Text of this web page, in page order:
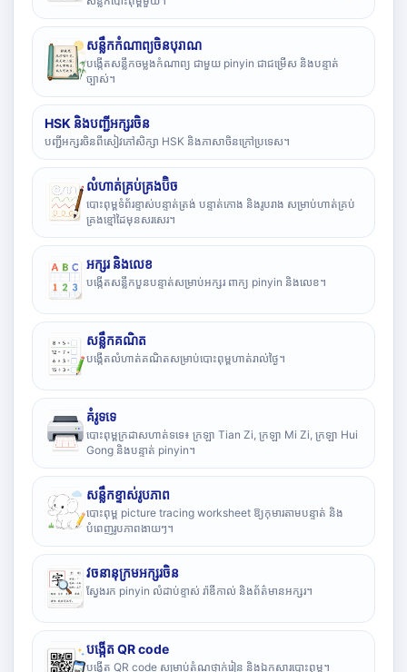
សន្លឹកកំណាព្យចិនបុរាណ
បង្កើតសន្លឹកចម្លងកំណាព្យ ជាមួយ pinyin ជាជម្រើស និងបន្ទាត់
ច្បាស់។
HSK និងបញ្ជីអក្សរចិន
បញ្ជីអក្សរចិនពីសៀវភៅសិក្សា HSK និងភាសាចិនក្រៅប្រទេស។
លំហាត់គ្រប់គ្រងប៊ិច
បោះពុម្ពទំព័រខ្ទាស់បន្ទាត់ត្រង់ បន្ទាត់កោង និងរូបរាង សម្រាប់ហាត់គ្រប់
គ្រងខ្មៅដៃមុនសរសេរ។
អក្សរ និងលេខ
បង្កើតសន្លឹកបួនបន្ទាត់សម្រាប់អក្សរ ពាក្យ pinyin និងលេខ។
សន្លឹកគណិត
បង្កើតលំហាត់គណិតសម្រាប់បោះពុម្ពហាត់រាល់ថ្ងៃ។
គំរូទទេ
បោះពុម្ពក្រដាសហាត់ទទេ៖ ក្រឡា Tian Zi, ក្រឡា Mi Zi, ក្រឡា Hui
Gong និងបន្ទាត់ pinyin។
សន្លឹកខ្ទាស់រូបភាព
បោះពុម្ព picture tracing worksheet ឱ្យកុមារតាមបន្ទាត់ និង
បំពេញរូបភាពងាយៗ។
វចនានុក្រមអក្សរចិន
ស្វែងរក pinyin លំដាប់ខ្ទាស់ រ៉ាឌីកាល់ និងព័ត៌មានអក្សរ។
បង្កើត QR code
បង្កើត QR code សម្រាប់តំណថ្នាក់រៀន និងឯកសារបោះពុម្ព។